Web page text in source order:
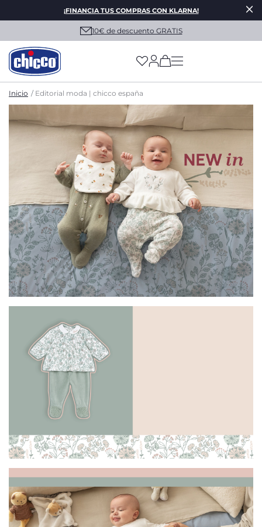
¡FINANCIA TUS COMPRAS CON KLARNA!
10€ de descuento GRATIS
(has more options
Inicio Editorial moda | chicco españa